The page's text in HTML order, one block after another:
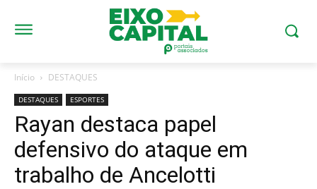
Início DESTAQUES
DESTAQUES ESPORTES
Rayan destaca papel
defensivo do ataque em
trabalho de Ancelotti